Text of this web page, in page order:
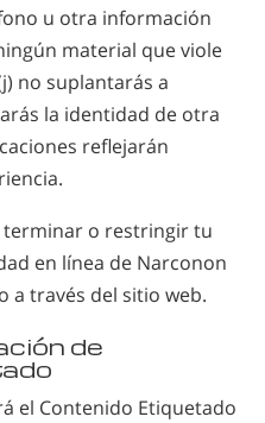
u otra información
material que viole
no suplantarás a
la identidad de otra
reflejarán
terminar o restringir tu
en línea de Narconon
a través del sitio web.
de
el Contenido Etiquetado